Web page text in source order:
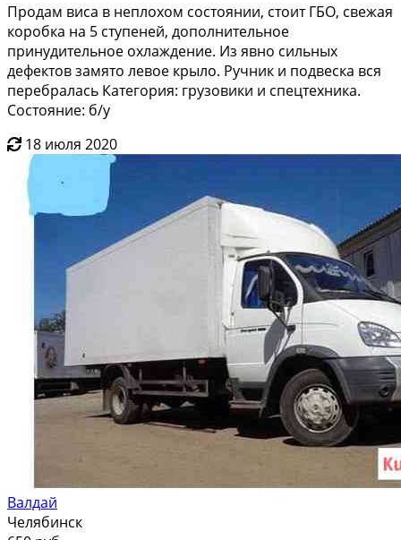
Продам виса в неплохом состоянии, стоит ГБО, свежая
коробка на 5 ступеней, дополнительное
принудительное охлаждение. Из явно сильных
дефектов замято левое крыло. Ручник и подвеска вся
перебралась Категория: грузовики и спецтехника.
Состояние: б/у
18 июля 2020
Валдай
Челябинск